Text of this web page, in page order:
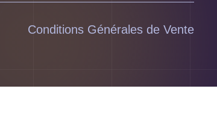
Conditions Générales de Vente